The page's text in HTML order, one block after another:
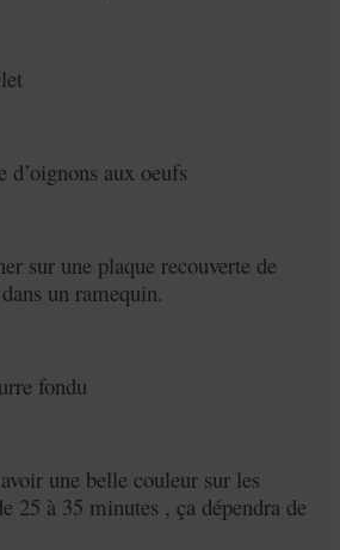
d’oignons aux oeufs
sur une plaque recouverte de
un ramequin.
fondu
une belle couleur sur les
25 à 35 minutes , ça dépendra de